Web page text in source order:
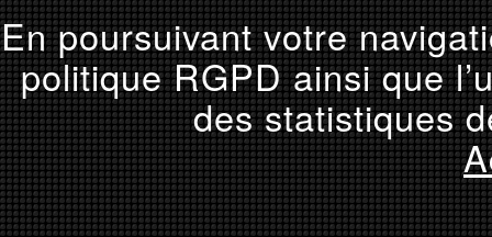
En poursuivant votre
politique RGPD ainsi que
des statistiques